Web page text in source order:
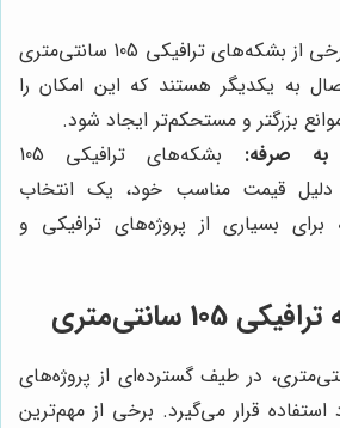
برخی از بشکه‌های ترافیکی 105 سانتی‌متری
به یکدیگر هستند که این امکان را
بزرگتر و مستحکم‌تر ایجاد شود.
صرفه:
بشکه‌های ترافیکی 105
دلیل قیمت مناسب خود، یک انتخاب
بسیاری از پروژه‌های ترافیکی و
سانتی‌متری
ترافیکی 105 سانتی‌متری، در طیف گسترده‌ای از پروژه‌های
استفاده قرار می‌گیرد. برخی از مهم‌ترین